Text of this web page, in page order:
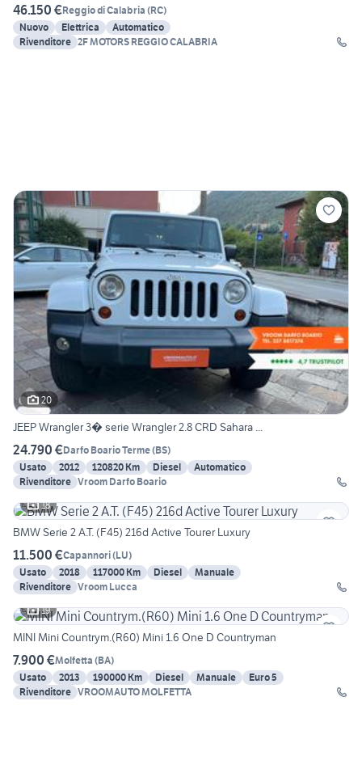
46.150 €Reggio di Calabria (RC)
Nuovo
Elettrica
Automatico
Rivenditore 2F MOTORS REGGIO CALABRIA
20
JEEP Wrangler 3� serie Wrangler 2.8 CRD Sahara ...
24.790 €Darfo Boario Terme(BS)
Usato
2012 120820 Km Diesel
Automatico
Rivenditore Vroom Darfo Boario
18
BMW Serie 2 A.T. (F45) 216d Active Tourer Luxury
11.500 €Capannori(LU)
Usato
2018 117000 Km Diesel
Manuale
Rivenditore Vroom Lucca
19
MINI Mini Countrym.(R60) Mini 1.6 One D Countryman
7.900 €Molfetta (BA)
Usato
2013 190000 Km Diesel Manuale
Euro 5
Rivenditore VROOMAUTO MOLFETTA